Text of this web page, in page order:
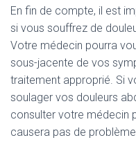
En fin de compte, il est
si vous souffrez de
Votre médecin pourra
sous-jacente de vos
traitement approprié. Si
soulager vos douleurs
consulter votre médecin
causera pas de